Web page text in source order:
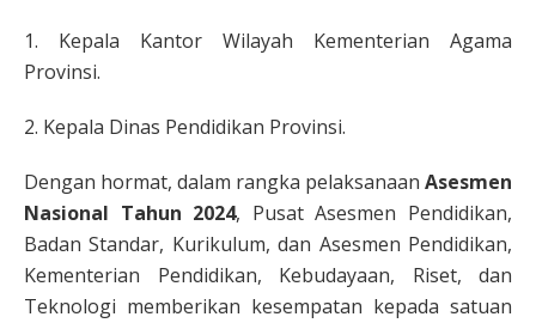
1. Kepala Kantor Wilayah Kementerian Agama
Provinsi.
2. Kepala Dinas Pendidikan Provinsi.
Dengan hormat, dalam rangka pelaksanaan Asesmen
Nasional Tahun 2024, Pusat Asesmen Pendidikan,
Badan Standar, Kurikulum, dan Asesmen Pendidikan,
Kementerian Pendidikan, Kebudayaan, Riset, dan
Teknologi memberikan kesempatan kepada satuan